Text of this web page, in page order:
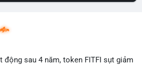
động sau 4 năm, token FITFI sụt giảm